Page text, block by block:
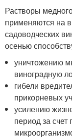
Растворы
применяются на
садоводческих
осенью
уничтожению
виноградную
гибели
прикорневых
усилению
период за